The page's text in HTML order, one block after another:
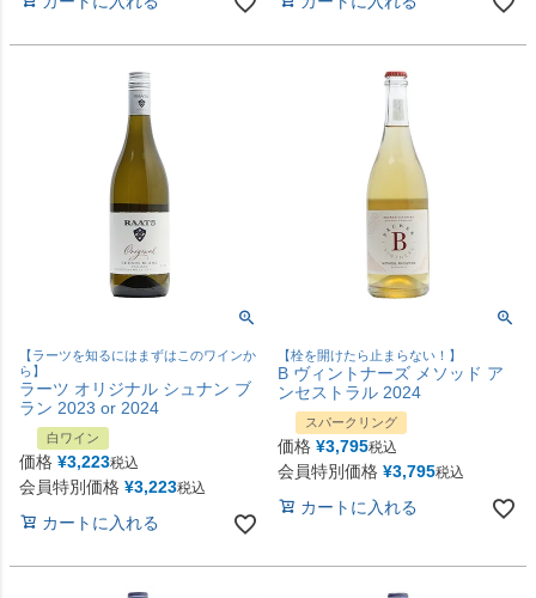
【ラーツを知るにはまずはこのワインか
ら】
ラーツ オリジナル シュナン ブ
ラン 2023 or 2024
白ワイン
価格 ¥3,223税込
会員特別価格 ¥3,223税込
カートに入れる
【栓を開けたら止まらない！】
B ヴィントナーズ メソッド ア
ンセストラル 2024
スパークリング
価格 ¥3,795税込
会員特別価格 ¥3,795税込
カートに入れる